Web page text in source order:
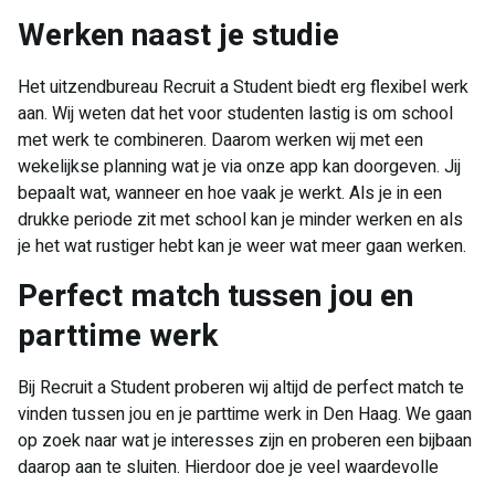
Werken naast je studie
Het uitzendbureau Recruit a Student biedt erg flexibel werk
aan. Wij weten dat het voor studenten lastig is om school
met werk te combineren. Daarom werken wij met een
wekelijkse planning wat je via onze app kan doorgeven. Jij
bepaalt wat, wanneer en hoe vaak je werkt. Als je in een
drukke periode zit met school kan je minder werken en als
je het wat rustiger hebt kan je weer wat meer gaan werken.
Perfect match tussen jou en
parttime werk
Bij Recruit a Student proberen wij altijd de perfect match te
vinden tussen jou en je parttime werk in Den Haag. We gaan
op zoek naar wat je interesses zijn en proberen een bijbaan
daarop aan te sluiten. Hierdoor doe je veel waardevolle